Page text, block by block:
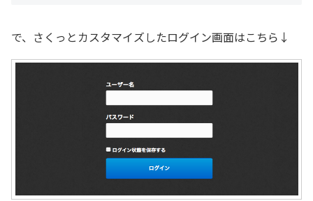
で、さくっとカスタマイズしたログイン画面はこちら↓